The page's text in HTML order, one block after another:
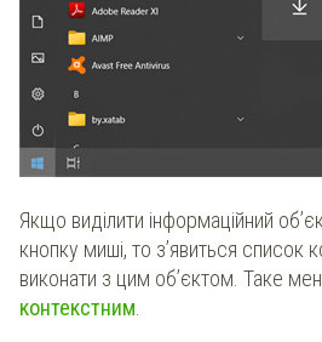
Якщо виділити інформаційний
кнопку миші, то з’явиться список
виконати з цим об’єктом. Таке
контекстним.